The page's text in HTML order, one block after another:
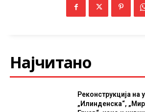
Најчитано
Реконструкција на
„Илинденска“,